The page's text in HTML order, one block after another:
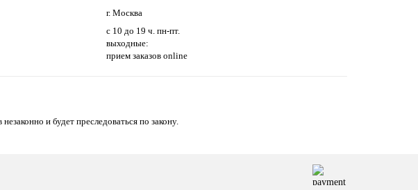
г. Москва
с 10 до 19 ч. пн-пт.
выходные:
прием заказов online
и будет преследоваться по закону.